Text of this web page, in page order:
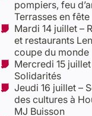
pompiers, feu
Terrasses en fête
Mardi 14 juillet –
et restaurants
coupe du monde
Mercredi 15
Solidarités
Jeudi 16 juillet –
des cultures à
MJ Buisson